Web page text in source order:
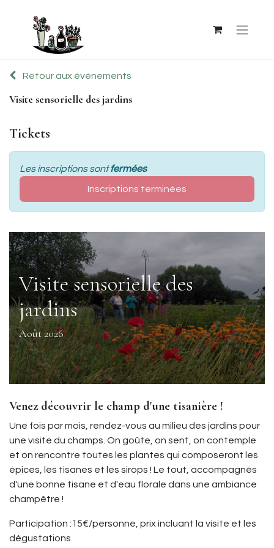
Retour aux événements
Visite sensorielle des jardins
Tickets
Les inscriptions sontfermées
Inscriptions terminées
Visite sensorielle des
jardins
Août 2026
Venez découvrir le champ d'une tisanière !
Une fois par mois, rendez-vous au milieu des jardins pour
une visite du champs. On goûte, on sent, on contemple
et on rencontre toutes les plantes qui composeront les
épices, les tisanes et les sirops ! Le tout, accompagnés
d'une bonne tisane et d'eau florale dans une ambiance
champêtre !
Participation :15€/personne, prix incluant la visite et les
dégustations